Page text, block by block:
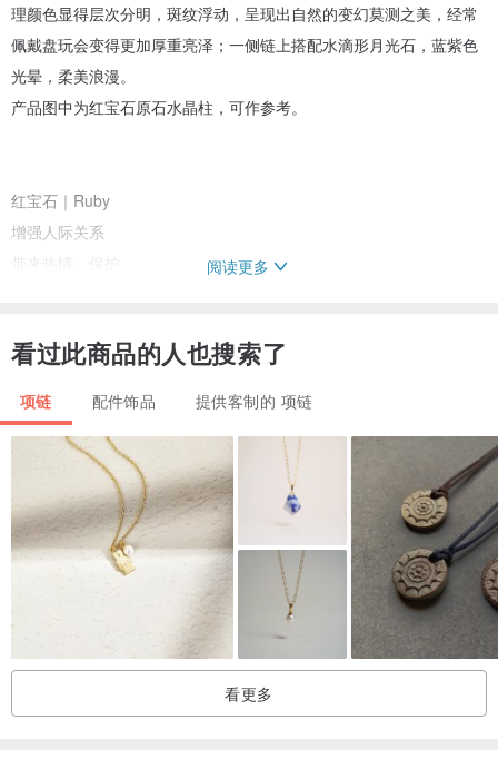
理颜色显得层次分明，斑纹浮动，呈现出自然的变幻莫测之美，经常
佩戴盘玩会变得更加厚重亮泽；一侧链上搭配水滴形月光石，蓝紫色
光晕，柔美浪漫。
产品图中为红宝石原石水晶柱，可作参考。
红宝石｜Ruby
增强人际关系
带来热情、保护
代表爱情的宝石，散发着浪漫的光晕，是很好的定情信物，吸引爱
情，一直被认为是神赐给人类的礼物。
对智慧有益，能激发热情、改变、新的开始、结束、直觉、洞察力、
创意
给予旅行者保护
带来好运和一个快乐的家
带来和平、控制、平衡、自信、自在、内心平静、关爱
对于悲观主义、过于敏感有帮助
对睡眠、缓解生理期症状有帮助
阅读更多
看过此商品的人也搜索了
项链 配件饰品 提供客制的 项链
看更多